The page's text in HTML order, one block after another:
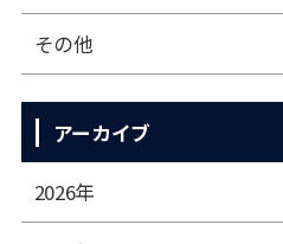
その他
アーカイブ
2026年